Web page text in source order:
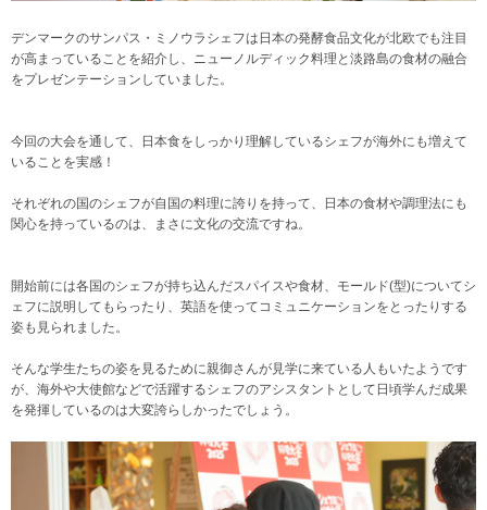
デンマークのサンパス・ミノウラシェフは日本の発酵食品文化が北欧でも注目
が高まっていることを紹介し、ニューノルディック料理と淡路島の食材の融合
をプレゼンテーションしていました。
今回の大会を通して、日本食をしっかり理解しているシェフが海外にも増えて
いることを実感！
それぞれの国のシェフが自国の料理に誇りを持って、日本の食材や調理法にも
関心を持っているのは、まさに文化の交流ですね。
開始前には各国のシェフが持ち込んだスパイスや食材、モールド(型)についてシ
ェフに説明してもらったり、英語を使ってコミュニケーションをとったりする
姿も見られました。
そんな学生たちの姿を見るために親御さんが見学に来ている人もいたようです
が、海外や大使館などで活躍するシェフのアシスタントとして日頃学んだ成果
を発揮しているのは大変誇らしかったでしょう。